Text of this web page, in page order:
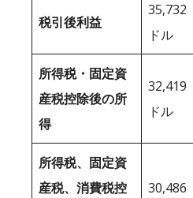
税引後利益
35,732
ドル
所得税・固定資
産税控除後の所
得
32,419
ドル
所得税、固定資
産税、消費税控
30,486